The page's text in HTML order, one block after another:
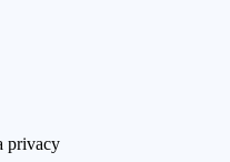
privacy